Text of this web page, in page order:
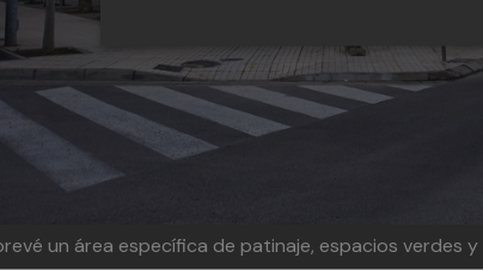
un área específica de patinaje, espacios verdes